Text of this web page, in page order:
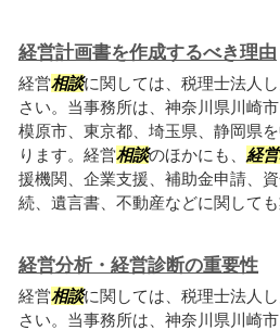
経営計画書を作成するべき理由
経営相談に関しては、税理士法人
さい。当事務所は、神奈川県川崎市
模原市、東京都、埼玉県、静岡県
ります。経営相談のほかにも、 経
援機関、企業支援、補助金申請、
続、遺言書、不動産などに関して
経営分析・経営診断の重要性
経営相談に関しては、税理士法人
さい。当事務所は、神奈川県川崎市